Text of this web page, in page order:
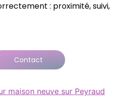
: proximité, suivi,
Contact
maison neuve sur Peyraud